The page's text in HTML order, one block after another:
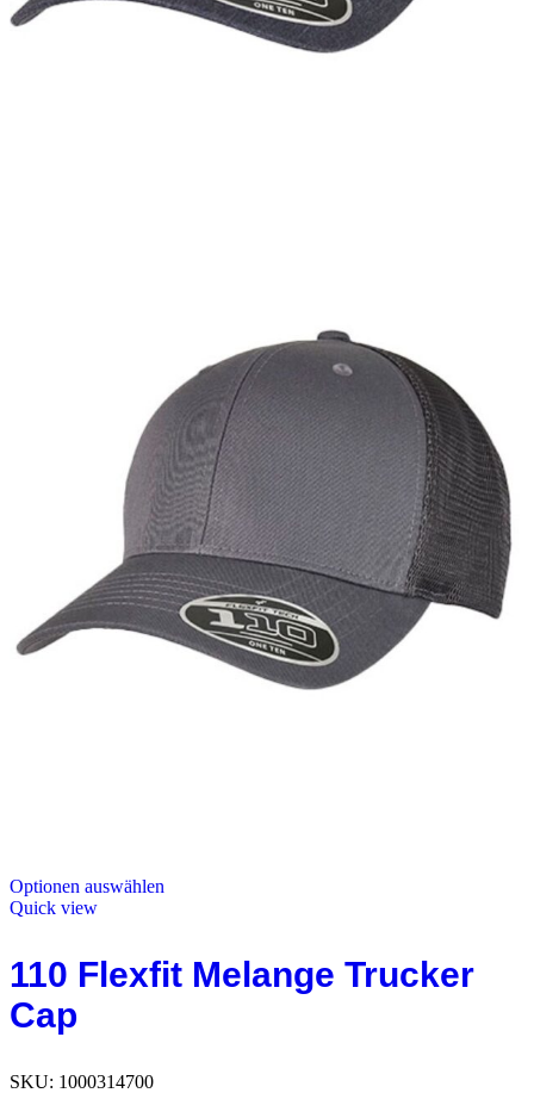
Optionen auswählen
Quick view
110 Flexfit Melange Trucker
Cap
SKU: 1000314700